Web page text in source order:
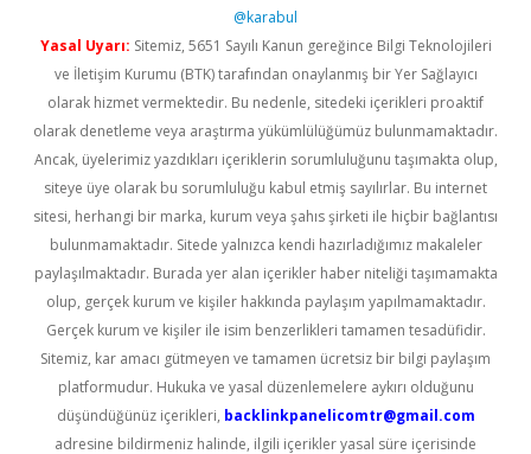
@karabul
Yasal Uyarı: Sitemiz, 5651 Sayılı Kanun gereğince Bilgi Teknolojileri
ve İletişim Kurumu (BTK) tarafından onaylanmış bir Yer Sağlayıcı
olarak hizmet vermektedir. Bu nedenle, sitedeki içerikleri proaktif
olarak denetleme veya araştırma yükümlülüğümüz bulunmamaktadır.
Ancak, üyelerimiz yazdıkları içeriklerin sorumluluğunu taşımakta olup,
siteye üye olarak bu sorumluluğu kabul etmiş sayılırlar. Bu internet
sitesi, herhangi bir marka, kurum veya şahıs şirketi ile hiçbir bağlantısı
bulunmamaktadır. Sitede yalnızca kendi hazırladığımız makaleler
paylaşılmaktadır. Burada yer alan içerikler haber niteliği taşımamakta
olup, gerçek kurum ve kişiler hakkında paylaşım yapılmamaktadır.
Gerçek kurum ve kişiler ile isim benzerlikleri tamamen tesadüfidir.
Sitemiz, kar amacı gütmeyen ve tamamen ücretsiz bir bilgi paylaşım
platformudur. Hukuka ve yasal düzenlemelere aykırı olduğunu
düşündüğünüz içerikleri, backlinkpanelicomtr@gmail.com
adresine bildirmeniz halinde, ilgili içerikler yasal süre içerisinde